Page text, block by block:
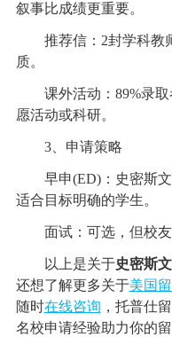
叙事比成绩更重要。
推荐信：2封学科教
质。
课外活动：89%录取
愿活动或科研。
3、申请策略
早申(ED)：史密斯文
适合目标明确的学生。
面试：可选，但校友
以上是关于史密斯
还想了解更多关于美国
随时在线咨询 ，托普仕
名校申请经验助力你的留